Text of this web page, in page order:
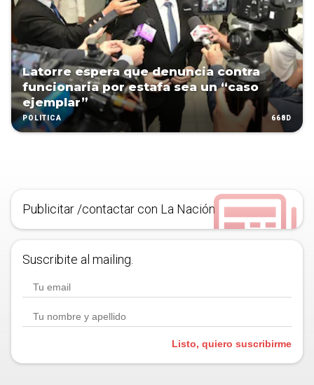
Latorre espera que denuncia contra
funcionaria por estafa sea un “caso
ejemplar”
POLÍTICA 668D
Publicitar /contactar con La Nación
Suscribite al mailing.
Listo, quiero suscribirme